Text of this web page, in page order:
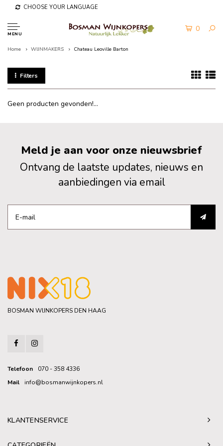
CHOOSE YOUR LANGUAGE
MENU
0
Home WIJNMAKERS Chateau Leoville Barton
Filters
Geen producten gevonden!...
Meld je aan voor onze nieuwsbrief
Ontvang de laatste updates, nieuws en
aanbiedingen via email
BOSMAN WIJNKOPERS DEN HAAG
Telefoon
070 - 358 4336
Mail
info@bosmanwijnkopers.nl
KLANTENSERVICE